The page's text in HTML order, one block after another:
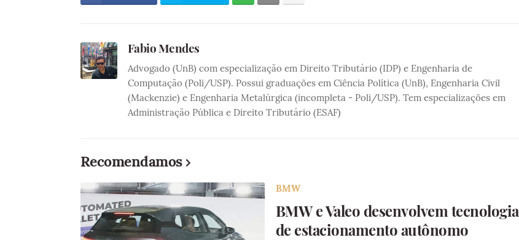
Fabio Mendes
Advogado (UnB) com especialização em Direito Tributário (IDP) e Engenharia de
Computação (Poli/USP). Possui graduações em Ciência Política (UnB), Engenharia Civil
(Mackenzie) e Engenharia Metalúrgica (incompleta - Poli/USP). Tem especializações em
Administração Pública e Direito Tributário (ESAF)
Recomendamos
BMW
BMW e Valeo desenvolvem tecnologia
de estacionamento autônomo